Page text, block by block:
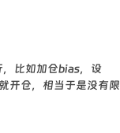
比如加仓bias，设
开仓，相当于是没有限